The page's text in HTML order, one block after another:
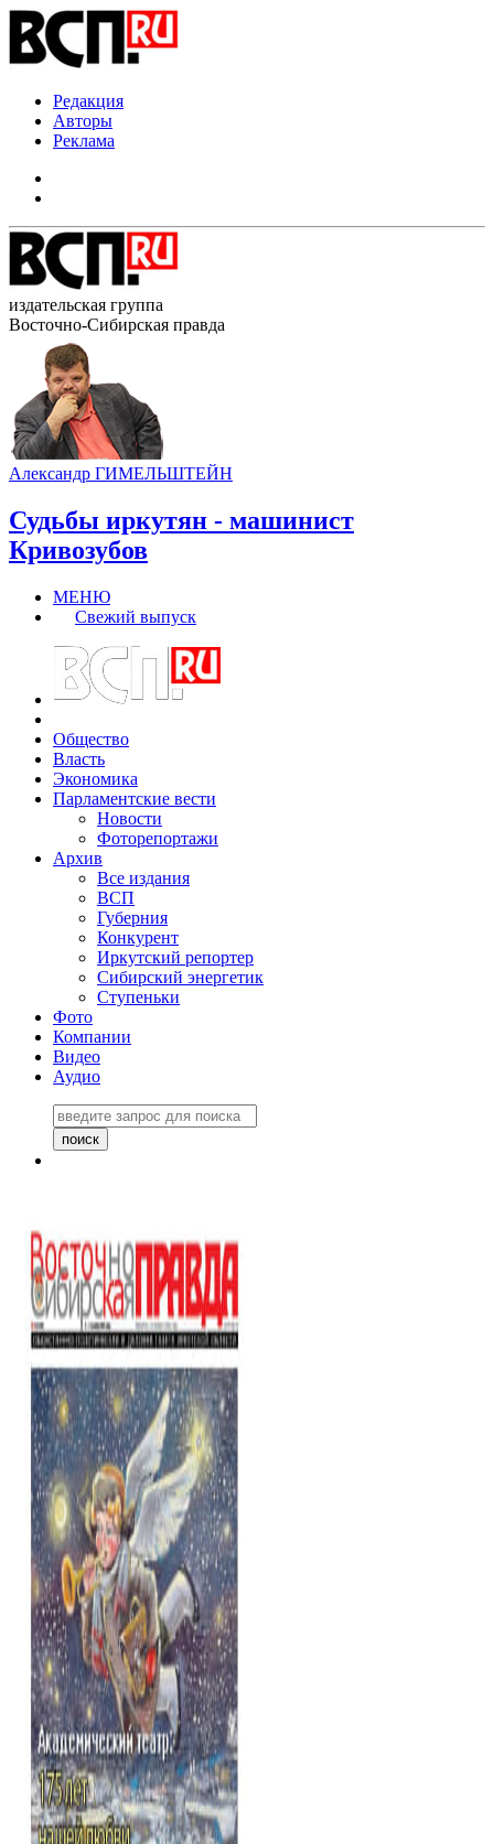
Редакция
Авторы
Реклама
издательская группа
Восточно-Сибирская правда
Александр ГИМЕЛЬШТЕЙН
Судьбы иркутян - машинист
Кривозубов
МЕНЮ
Свежий выпуск
Общество
Власть
Экономика
Парламентские вести
Новости
Фоторепортажи
Архив
Все издания
ВСП
Губерния
Конкурент
Иркутский репортер
Сибирский энергетик
Ступеньки
Фото
Компании
Видео
Аудио